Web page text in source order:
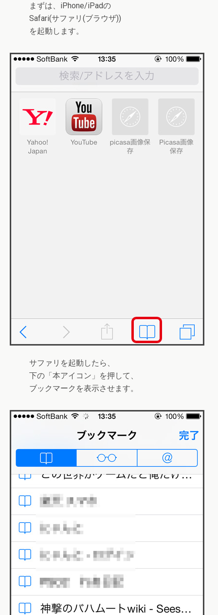
まずは、iPhone/iPadの
Safari(サファリ(ブラウザ))
を起動します。
サファリを起動したら、
下の「本アイコン 」を押して、
ブックマークを表示させます。